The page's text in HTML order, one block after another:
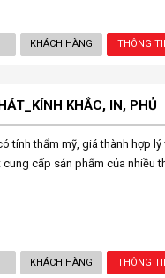
KHÁCH HÀNG THÔNG
KHẮC, IN, PHỦ
tính thẩm mỹ, giá thành hợp
cung cấp sản phẩm của nhiều
KHÁCH HÀNG THÔNG